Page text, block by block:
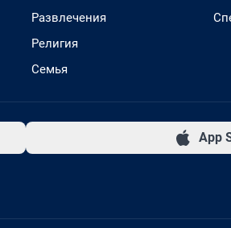
Развлечения
Религия
Семья
App